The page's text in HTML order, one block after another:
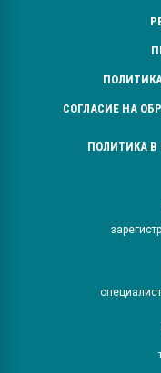
СОГЛАСИЕ НА
ПОЛИТИКА В